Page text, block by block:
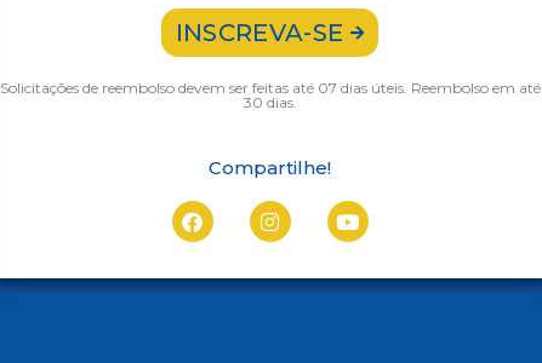
INSCREVA-SE
Solicitações de reembolso devem ser feitas até 07 dias úteis. Reembolso em até
30 dias.
Compartilhe!